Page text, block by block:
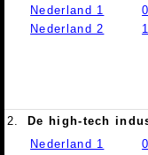
Nederland 1
Nederland 2
2.
De high-tech
Nederland 1